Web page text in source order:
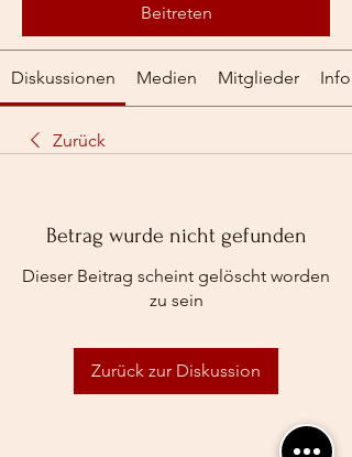
Beitreten
Diskussionen Medien Mitglieder Info
Zurück
Betrag wurde nicht gefunden
Dieser Beitrag scheint gelöscht worden
zu sein
Zurück zur Diskussion